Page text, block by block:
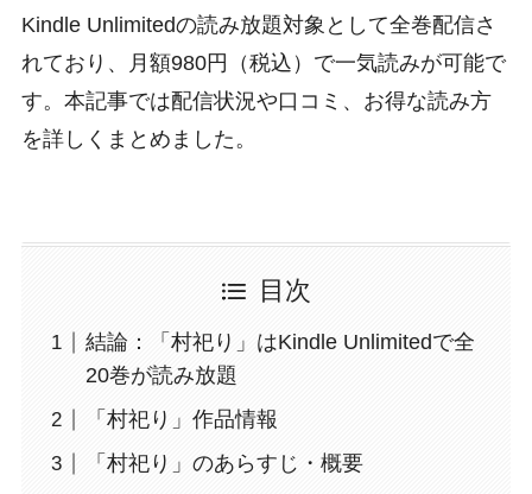
Kindle Unlimitedの読み放題対象として全巻配信さ
れており、月額980円（税込）で一気読みが可能で
す。本記事では配信状況や口コミ、お得な読み方
を詳しくまとめました。
目次
結論：「村祀り」はKindle Unlimitedで全
20巻が読み放題
「村祀り」作品情報
「村祀り」のあらすじ・概要